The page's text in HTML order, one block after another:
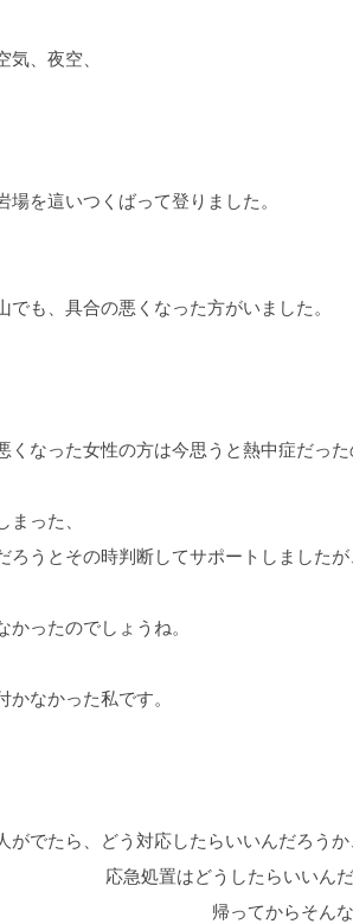
気、夜空、
場を這いつくばって登りました。
でも、具合の悪くなった方がいました。
くなった女性の方は今思うと熱中症だった
まった、
ろうとその時判断してサポートしましたが
かったのでしょうね。
かなかった私です。
がでたら、どう対応したらいいんだろうか
どうしたらいいんだろ
らそんな事を考え